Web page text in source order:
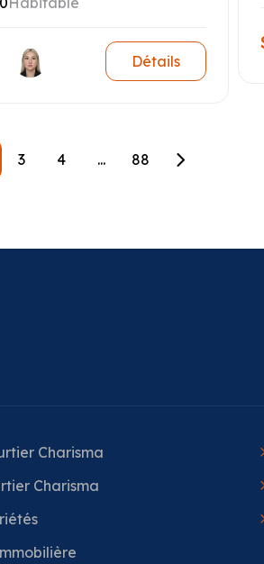
Détails
3 4 ... 88
Charisma
Charisma